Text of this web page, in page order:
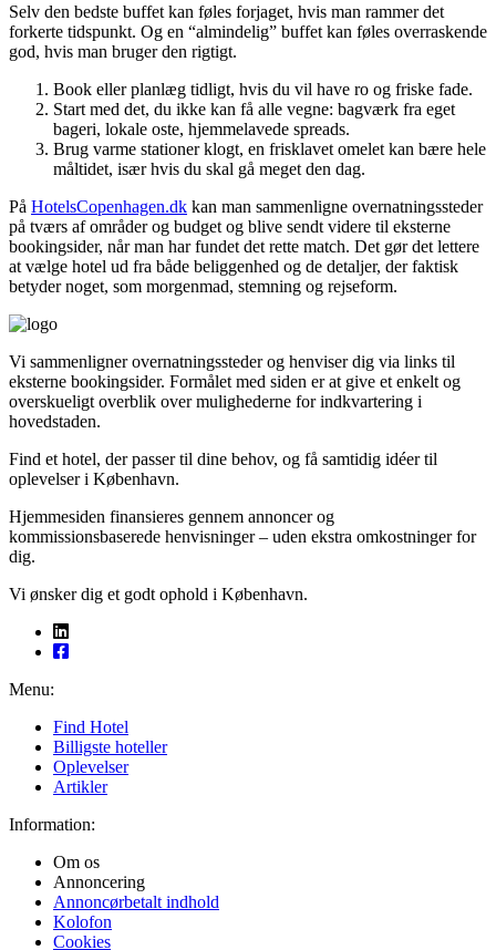
Selv den bedste buffet kan føles forjaget, hvis man rammer det
forkerte tidspunkt. Og en “almindelig” buffet kan føles overraskende
god, hvis man bruger den rigtigt.
Book eller planlæg tidligt, hvis du vil have ro og friske fade.
Start med det, du ikke kan få alle vegne: bagværk fra eget
bageri, lokale oste, hjemmelavede spreads.
Brug varme stationer klogt, en frisklavet omelet kan bære hele
måltidet, især hvis du skal gå meget den dag.
På HotelsCopenhagen.dk kan man sammenligne overnatningssteder
på tværs af områder og budget og blive sendt videre til eksterne
bookingsider, når man har fundet det rette match. Det gør det lettere
at vælge hotel ud fra både beliggenhed og de detaljer, der faktisk
betyder noget, som morgenmad, stemning og rejseform.
Vi sammenligner over­natningssteder og henviser dig via links til
eksterne bookingsider. Formålet med siden er at give et enkelt og
overskueligt overblik over mulighederne for indkvartering i
hovedstaden.
Find et hotel, der passer til dine behov, og få samtidig idéer til
oplevelser i København.
Hjemmesiden finansieres gennem annoncer og
kommissionsbaserede henvisninger – uden ekstra omkostninger for
dig.
Vi ønsker dig et godt ophold i København.
Menu:
Find Hotel
Billigste hoteller
Oplevelser
Artikler
Information:
Om os
Annoncering
Annoncørbetalt indhold
Kolofon
Cookies